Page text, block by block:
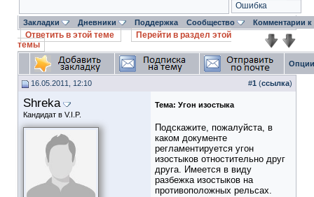
Ошибка
Закладки Дневники Поддержка Сообщество Комментарии
Ответить в этой теме
Перейти в раздел этой
темы
16.05.2011, 12:10 #1 (ссылка)
Shreka
Кандидат в V.I.P.
Тема: Угон изостыка
Подскажите, пожалуйста, в
каком документе
регламентируется угон
изостыков отностительно друг
друга. Имеется в виду
разбежка изостыков на
противоположных рельсах.